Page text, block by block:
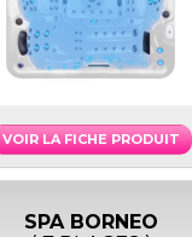
VOIR LA FICHE PRODUIT
SPA BORNEO